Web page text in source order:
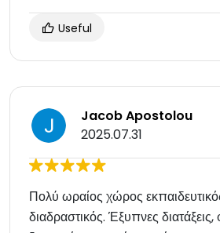
Useful
Jacob Apostolou
2025.07.31
Πολύ ωραίος χώρος
διαδραστικός. Έξυπνες διατάξεις,